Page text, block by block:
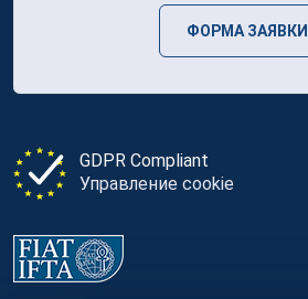
GDPR Compliant
Управление cookie
ФОРМА ЗАЯВКИ